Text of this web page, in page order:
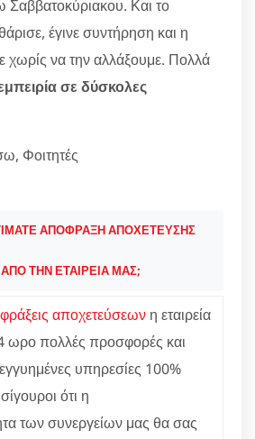
Σαββατοκύριακου. Και το
έγινε συντήρηση και η
χωρίς να την αλλάξουμε. Πολλά
σε δύσκολες
Φοιτητές
ΑΠΟΦΡΑΞΗ ΑΠΟΧΕΤΕΥΣΗΣ
ΤΗΝ ΕΤΑΙΡΕΙΑ ΜΑΣ;
αποχετεύσεων η εταιρεία
ωρο πολλές προσφορές και
υπηρεσίες 100%
ότι η
των συνεργείων μας θα σας